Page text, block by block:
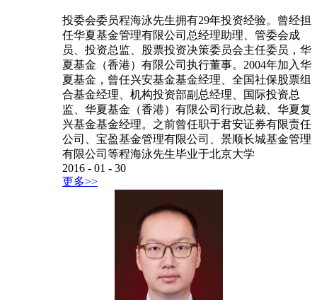
投委会委员程海泳先生拥有29年投资经验。曾经担
任华夏基金管理有限公司总经理助理、管委会成
员、投资总监、股票投资决策委员会主任委员，华
夏基金（香港）有限公司执行董事。2004年加入华
夏基金，曾任兴安基金基金经理、全国社保股票组
合基金经理、机构投资部副总经理、国际投资总
监、华夏基金（香港）有限公司行政总裁、华夏复
兴基金基金经理。之前曾任职于君安证券有限责任
公司、宝盈基金管理有限公司、景顺长城基金管理
有限公司等程海泳先生毕业于北京大学
2016 - 01 - 30
更多>>